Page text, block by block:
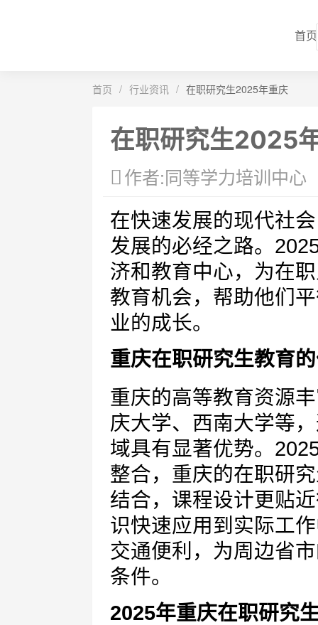
首页
首页 / 行业资讯 / 在职研究生2025年重庆
在职研究生2025
作者:同等学力培训中心
在快速发展的现代社
发展的必经之路。
济和教育中心，为在
教育机会，帮助他们
业的成长。
重庆在职研究生教育
重庆的高等教育资源
庆大学、西南大学等
域具有显著优势。
整合，重庆的在职研
结合，课程设计更贴
识快速应用到实际工
交通便利，为周边省
条件。
2025年重庆在职研究